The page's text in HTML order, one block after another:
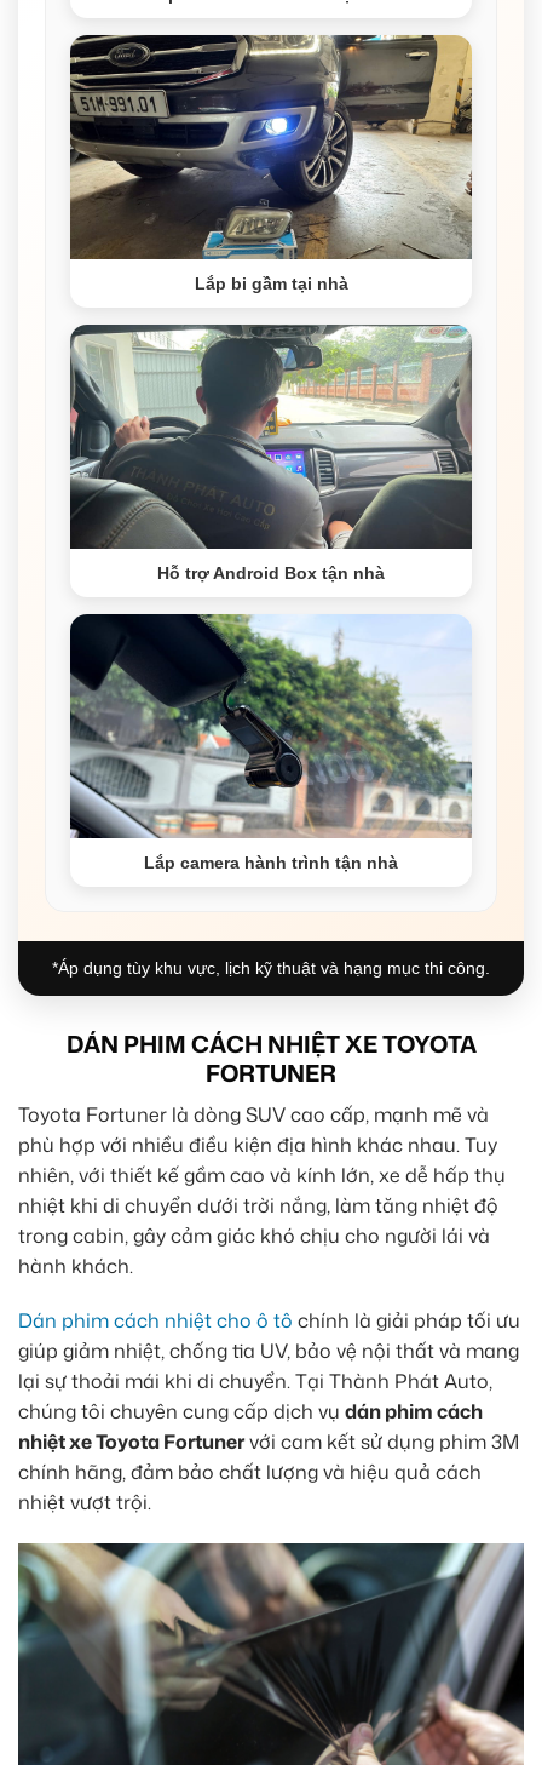
Lắp bi gầm tại nhà
Hỗ trợ Android Box tận nhà
Lắp camera hành trình tận nhà
*Áp dụng tùy khu vực, lịch kỹ thuật và hạng mục thi công.
DÁN PHIM CÁCH NHIỆT XE TOYOTA
FORTUNER
Toyota Fortuner là dòng SUV cao cấp, mạnh mẽ và
phù hợp với nhiều điều kiện địa hình khác nhau. Tuy
nhiên, với thiết kế gầm cao và kính lớn, xe dễ hấp thụ
nhiệt khi di chuyển dưới trời nắng, làm tăng nhiệt độ
trong cabin, gây cảm giác khó chịu cho người lái và
hành khách.
Dán phim cách nhiệt cho ô tô chính là giải pháp tối ưu
giúp giảm nhiệt, chống tia UV, bảo vệ nội thất và mang
lại sự thoải mái khi di chuyển. Tại Thành Phát Auto,
chúng tôi chuyên cung cấp dịch vụ dán phim cách
nhiệt xe Toyota Fortunervới cam kết sử dụng phim 3M
chính hãng, đảm bảo chất lượng và hiệu quả cách
nhiệt vượt trội.